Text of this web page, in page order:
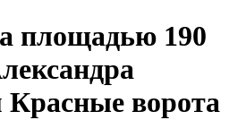
площадью 190
ворота